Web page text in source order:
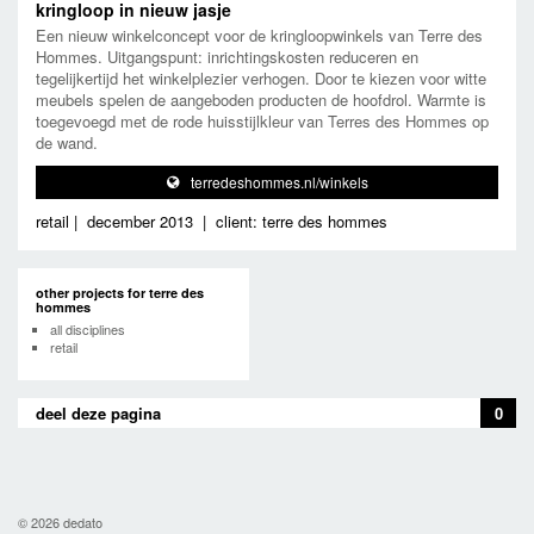
kringloop in nieuw jasje
Een nieuw winkelconcept voor de kringloopwinkels van Terre des
Hommes. Uitgangspunt: inrichtingskosten reduceren en
tegelijkertijd het winkelplezier verhogen. Door te kiezen voor witte
meubels spelen de aangeboden producten de hoofdrol. Warmte is
toegevoegd met de rode huisstijlkleur van Terres des Hommes op
de wand.
terredeshommes.nl/winkels
retail | december 2013 | client: terre des hommes
other projects for terre des
hommes
all disciplines
retail
deel deze pagina 0
© 2026 dedato